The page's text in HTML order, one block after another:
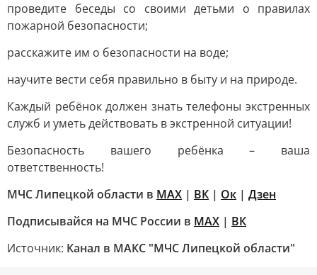
проведите беседы со своими детьми о правилах
пожарной безопасности;
расскажите им о безопасности на воде;
научите вести себя правильно в быту и на природе.
Каждый ребёнок должен знать телефоны экстренных
служб и уметь действовать в экстренной ситуации!
Безопасность вашего ребёнка – ваша
ответственность!
МЧС Липецкой области в МАХ | ВК | Ок | Дзен
Подписывайся на МЧС России в MAX | ВК
Источник: Канал в МАКС "МЧС Липецкой области"